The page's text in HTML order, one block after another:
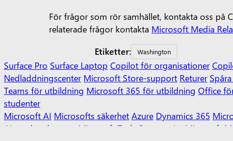
För frågor som rör samhället, kontakta oss på
relaterade frågor kontakta Microsoft Media
Etiketter: Washington
Surface Pro Surface Laptop Copilot för organisationer
Nedladdningscenter Microsoft Store-support Returer
Teams för utbildning Microsoft 365 för utbildning Office
studenter
Microsoft AI Microsofts säkerhet Azure Dynamics 365
AI-marknadsappar
Microsoft Tech Community Microsoft